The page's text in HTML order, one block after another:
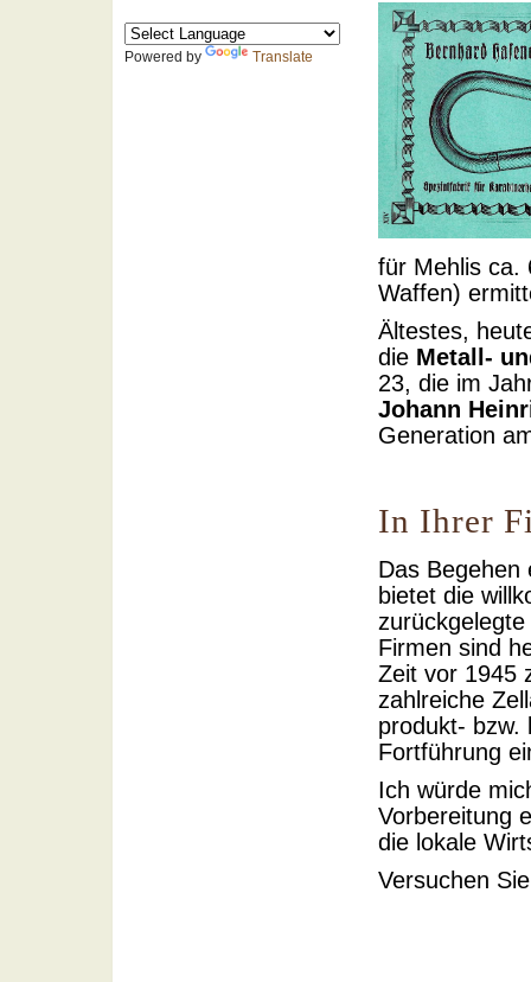
Powered by Translate
für Mehlis ca.
Waffen)
Ältestes,
die Metall-
23, die im
Johann
Generation
In Ihrer
Das Begehen
bietet die
Firmen sind
Zeit vor 1945
zahlreiche
produkt- bzw.
Fortführung
Ich würde
Vorbereitung
die lokale
Versuchen